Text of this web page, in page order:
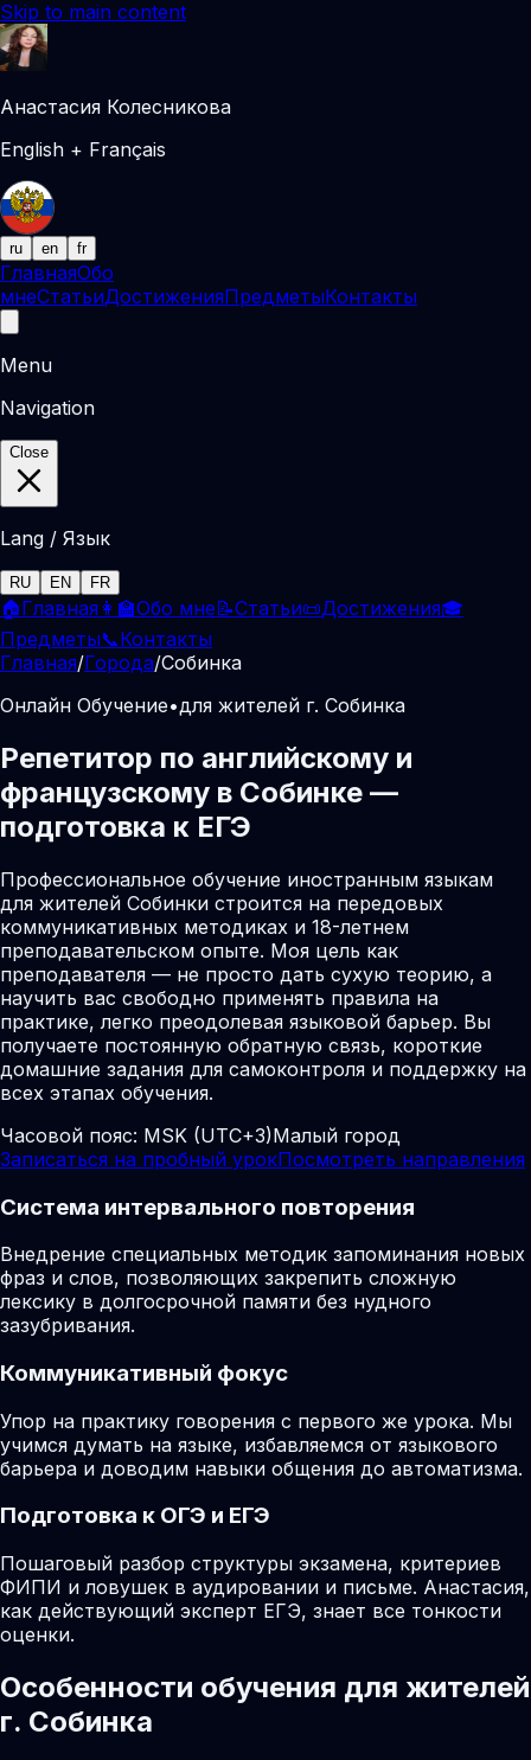
Skip to main content
Анастасия Колесникова
English + Français
ru en fr
ГлавнаяОбо
мнеСтатьиДостиженияПредметыКонтакты
Menu
Navigation
Close
Lang / Язык
RU EN FR
🏠Главная 👩‍🏫Обо мне📝Статьи📜Достижения🎓
Предметы📞Контакты
Главная/Города/Собинка
Онлайн Обучение•для жителей г. Собинка
Репетитор по английскому и
французскому в Собинке —
подготовка к ЕГЭ
Профессиональное обучение иностранным языкам
для жителей Собинки строится на передовых
коммуникативных методиках и 18-летнем
преподавательском опыте. Моя цель как
преподавателя — не просто дать сухую теорию, а
научить вас свободно применять правила на
практике, легко преодолевая языковой барьер. Вы
получаете постоянную обратную связь, короткие
домашние задания для самоконтроля и поддержку на
всех этапах обучения.
Часовой пояс: MSK (UTC+3)Малый город
Записаться на пробный урокПосмотреть направления
Система интервального повторения
Внедрение специальных методик запоминания новых
фраз и слов, позволяющих закрепить сложную
лексику в долгосрочной памяти без нудного
зазубривания.
Коммуникативный фокус
Упор на практику говорения с первого же урока. Мы
учимся думать на языке, избавляемся от языкового
барьера и доводим навыки общения до автоматизма.
Подготовка к ОГЭ и ЕГЭ
Пошаговый разбор структуры экзамена, критериев
ФИПИ и ловушек в аудировании и письме. Анастасия,
как действующий эксперт ЕГЭ, знает все тонкости
оценки.
Особенности обучения для жителей
г. Собинка